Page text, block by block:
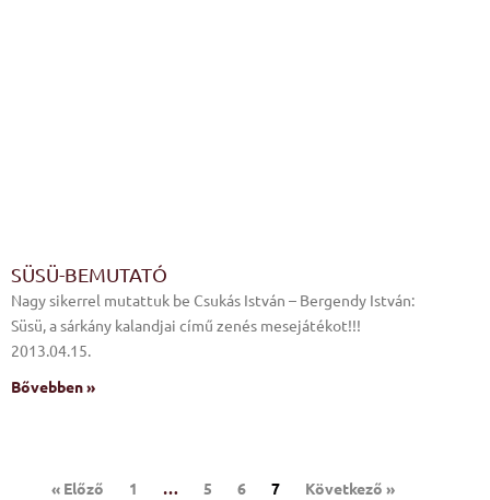
SÜSÜ-BEMUTATÓ
Nagy sikerrel mutattuk be Csukás István – Bergendy István:
Süsü, a sárkány kalandjai című zenés mesejátékot!!!
2013.04.15.
Bővebben »
« Előző 1 … 5 6 7 Következő »